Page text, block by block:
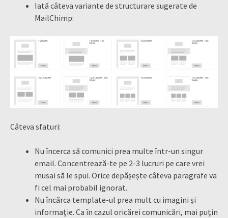
Iată câteva variante de structurare sugerate de
MailChimp:
Câteva sfaturi:
Nu încerca să comunici prea multe într-un singur
email. Concentrează-te pe 2-3 lucruri pe care vrei
musai să le spui. Orice depășește câteva paragrafe va
fi cel mai probabil ignorat.
Nu încărca template-ul prea mult cu imagini și
informație. Ca în cazul oricărei comunicări, mai puțin